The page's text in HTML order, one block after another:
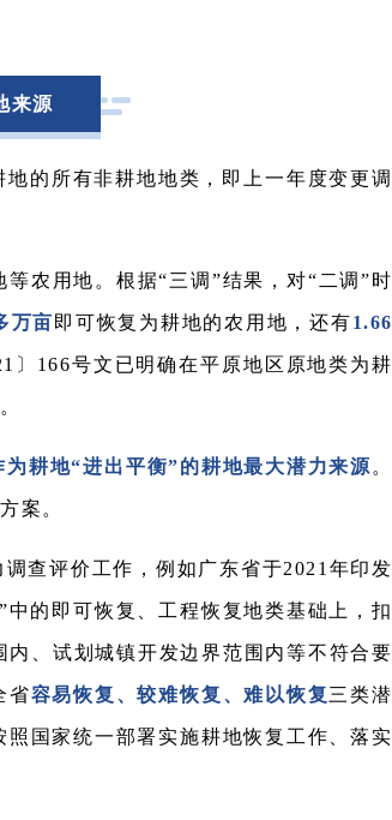
来源
的所有非耕地地类，即上一年度变更调
农用地。根据“三调”结果，对“二调”时
万亩 即可恢复为耕地的农用地，还有1.66
〕166号文已明确在平原地区原地类为耕
耕地“进出平衡”的耕地最大潜力来源 。
案。
查评价工作，例如广东省于2021年印发
的即可恢复、工程恢复地类基础上，扣
、试划城镇开发边界范围内等不符合要
省容易恢复、较难恢复、难以恢复三类潜
国家统一部署实施耕地恢复工作、落实